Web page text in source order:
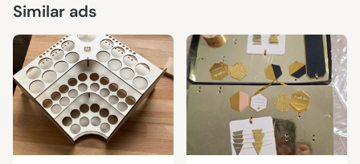
Similar ads